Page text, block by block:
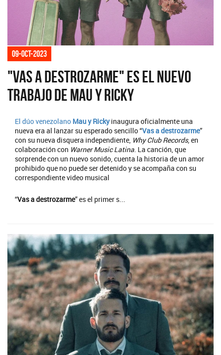
09-oct-2023
"Vas a destrozarme" es el nuevo
trabajo de Mau y Ricky
El dúo venezolano Mau y Rickyinaugura oficialmente una
nueva era al lanzar su esperado sencillo “Vas a destrozarme”
con su nueva disquera independiente, Why Club Records, en
colaboración con Warner Music Latina. La canción, que
sorprende con un nuevo sonido, cuenta la historia de un amor
prohibido que no puede ser detenido y se acompaña con su
correspondiente video musical
“Vas a destrozarme” es el primer s...